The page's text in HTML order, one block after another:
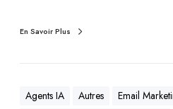
En Savoir Plus
Agents IA Autres
Email